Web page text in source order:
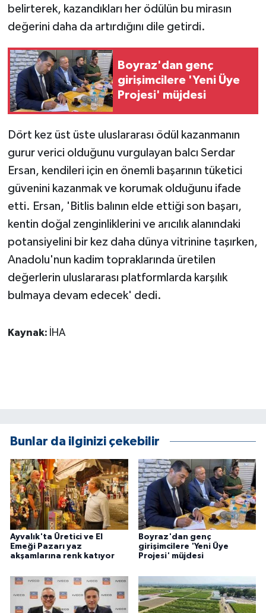
belirterek, kazandıkları her ödülün bu mirasın
değerini daha da artırdığını dile getirdi.
Boyraz'dan genç
girişimcilere 'Yeni Üye
Projesi' müjdesi
Dört kez üst üste uluslararası ödül kazanmanın
gurur verici olduğunu vurgulayan balcı Serdar
Ersan, kendileri için en önemli başarının tüketici
güvenini kazanmak ve korumak olduğunu ifade
etti. Ersan, 'Bitlis balının elde ettiği son başarı,
kentin doğal zenginliklerini ve arıcılık alanındaki
potansiyelini bir kez daha dünya vitrinine taşırken,
Anadolu'nun kadim topraklarında üretilen
değerlerin uluslararası platformlarda karşılık
bulmaya devam edecek' dedi.
Kaynak: İHA
Bunlar da ilginizi çekebilir
Ayvalık'ta Üretici ve El
Emeği Pazarı yaz
akşamlarına renk katıyor
Boyraz'dan genç
girişimcilere 'Yeni Üye
Projesi' müjdesi